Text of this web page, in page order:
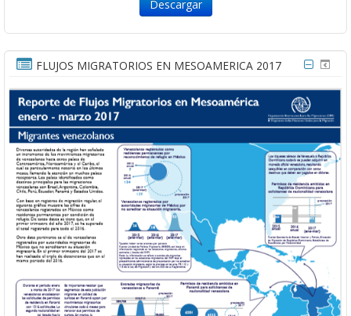
Descargar
FLUJOS MIGRATORIOS EN MESOAMERICA 2017